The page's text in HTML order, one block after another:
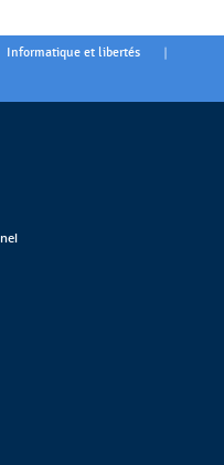
Informatique et libertés |